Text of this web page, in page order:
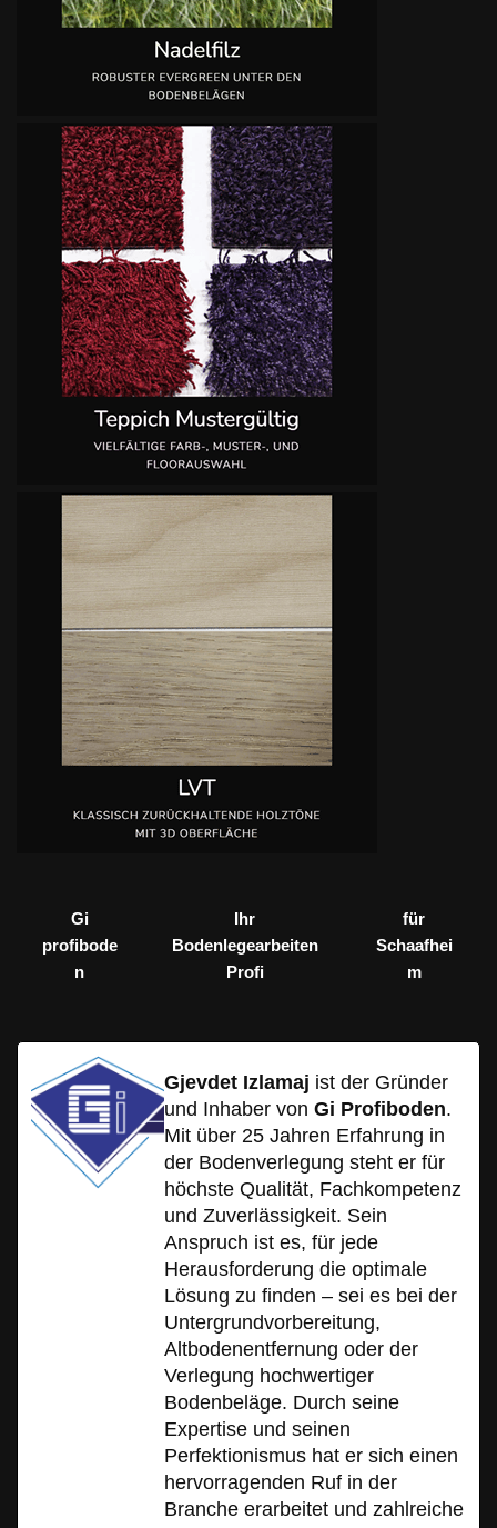
Gi
profibode
n
Ihr
Bodenlegearbeiten
Profi
für
Schaafhei
m
Gjevdet Izlamaj ist der Gründer
und Inhaber von Gi Profiboden.
Mit über 25 Jahren Erfahrung in
der Bodenverlegung steht er für
höchste Qualität, Fachkompetenz
und Zuverlässigkeit. Sein
Anspruch ist es, für jede
Herausforderung die optimale
Lösung zu finden – sei es bei der
Untergrundvorbereitung,
Altbodenentfernung oder der
Verlegung hochwertiger
Bodenbeläge. Durch seine
Expertise und seinen
Perfektionismus hat er sich einen
hervorragenden Ruf in der
Branche erarbeitet und zahlreiche